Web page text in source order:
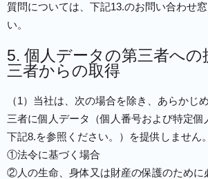
質問については、下記13.のお問い合わせ
い。
5. 個人データの第三者への
三者からの取得
（1）当社は、次の場合を除き、あらかじ
三者に個人データ（個人番号および特定個
下記8.を参照ください。）を提供しません。
①法令に基づく場合
②人の生命、身体又は財産の保護のために